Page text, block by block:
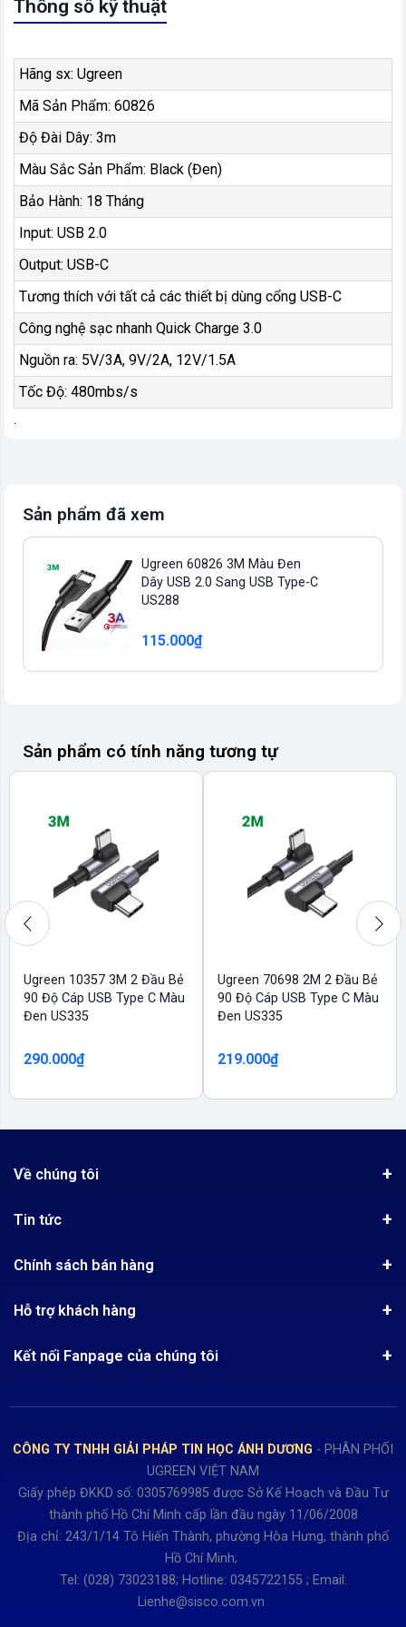
Thông số kỹ thuật
Hãng sx: Ugreen
Mã Sản Phẩm: 60826
Độ Đài Dây: 3m
Màu Sắc Sản Phẩm: Black (Đen)
Bảo Hành: 18 Tháng
Input: USB 2.0
Output: USB-C
Tương thích với tất cả các thiết bị dùng cổng USB-C
Công nghệ sạc nhanh Quick Charge 3.0
Nguồn ra: 5V/3A, 9V/2A, 12V/1.5A
Tốc Độ: 480mbs/s
.
Sản phẩm đã xem
Ugreen 60826 3M Màu Đen
Dây USB 2.0 Sang USB Type-C
US288
115.000₫
Sản phẩm có tính năng tương tự
Ugreen 10357 3M 2 Đầu Bẻ
90 Độ Cáp USB Type C Màu
Đen US335
290.000₫
Ugreen 70698 2M 2 Đầu Bẻ
90 Độ Cáp USB Type C Màu
Đen US335
219.000₫
Về chúng tôi
Quy chế hoạt động
Tra cứu đơn hàng
Tin tức
Công nghệ - Sản phẩm mới
Review sản phẩm
Chính sách bán hàng
Chính sách Hủy, Đổi, Trả hàng
Hướng dẫn đăng ký tài khoản
Hỗ trợ khách hàng
Điện thoai: (028)73023188
Thời gian làm việc từ Thứ 2- Thứ 7
Buổi chiều từ 13h15 đến 17h30
Thứ 7 làm đến 15h30 chiều.
Kết nối Fanpage của chúng tôi
CÔNG TY TNHH GIẢI PHÁP TIN HỌC ÁNH DƯƠNG - PHÂN PHỐI
UGREEN VIỆT NAM
Giấy phép ĐKKD số: 0305769985 được Sở Kế Hoạch và Đầu Tư
thành phố Hồ Chí Minh cấp lần đầu ngày 11/06/2008
Địa chỉ: 243/1/14 Tô Hiến Thành, phường Hòa Hưng, thành phố
Hồ Chí Minh;
Tel: (028) 73023188; Hotline: 0345722155 ; Email:
Lienhe@sisco.com.vn